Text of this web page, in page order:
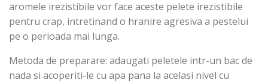
aromele irezistibile vor face aceste pelete irezistibile
pentru crap, intretinand o hranire agresiva a pestelui
pe o perioada mai lunga.
Metoda de preparare: adaugati peletele intr-un bac de
nada si acoperiti-le cu apa pana la acelasi nivel cu